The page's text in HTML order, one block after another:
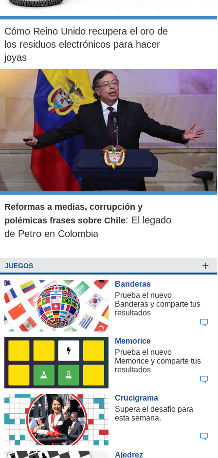
Cómo Reino Unido recupera el oro de
los residuos electrónicos para hacer
joyas
Reformas a medias, corrupción y
polémicas frases sobre Chile: El legado
de Petro en Colombia
JUEGOS +
Banderas
Prueba el nuevo
Banderas y comparte tus
resultados
Memorice
Prueba el nuevo
Memorice y comparte tus
resultados
Crucigrama
Supera el desafío para
esta semana.
Ajedrez